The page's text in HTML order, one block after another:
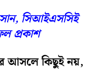
সিআইএসসিই
প্রকাশ
আসলে কিছুই নয়,